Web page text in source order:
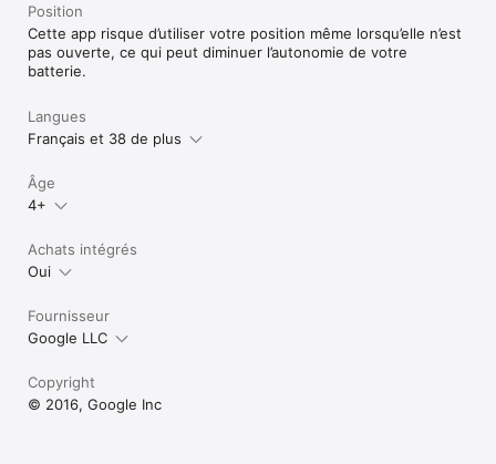
Position
Cette app risque d’utiliser votre position même lorsqu’elle n’est
pas ouverte, ce qui peut diminuer l’autonomie de votre
batterie.
Langues
Français et 38 de plus
Âge
4+
Achats intégrés
Oui
Fournisseur
Google LLC
Copyright
© 2016, Google Inc